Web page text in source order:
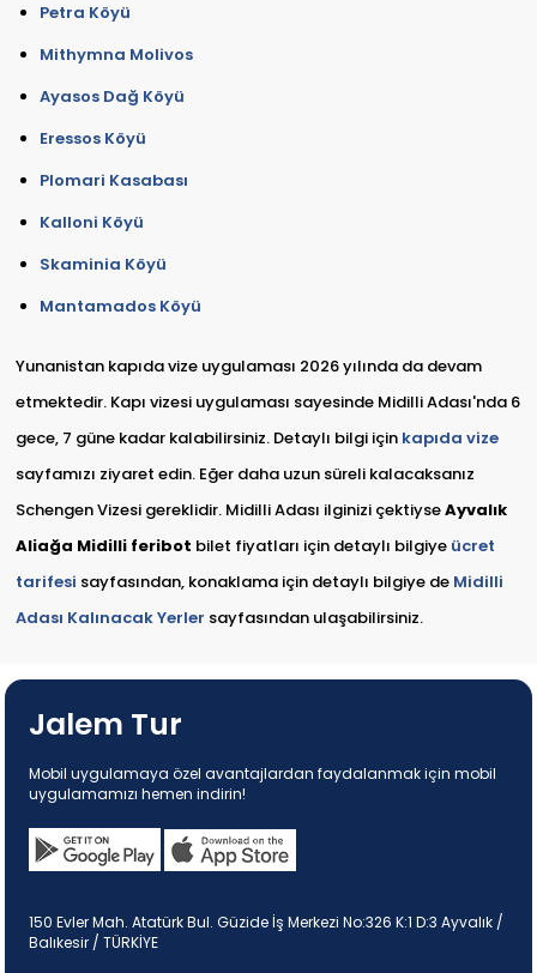
Petra Köyü
Mithymna Molivos
Ayasos Dağ Köyü
Eressos Köyü
Plomari Kasabası
Kalloni Köyü
Skaminia Köyü
Mantamados Köyü
Yunanistan kapıda vize uygulaması 2026 yılında da devam
etmektedir. Kapı vizesi uygulaması sayesinde Midilli Adası'nda 6
gece, 7 güne kadar kalabilirsiniz. Detaylı bilgi için kapıda vize
sayfamızı ziyaret edin. Eğer daha uzun süreli kalacaksanız
Schengen Vizesi gereklidir. Midilli Adası ilginizi çektiyseAyvalık
Aliağa Midilli feribot bilet fiyatları için detaylı bilgiye ücret
tarifesi sayfasından, konaklama için detaylı bilgiye de Midilli
Adası Kalınacak Yerler sayfasından ulaşabilirsiniz.
Jalem Tur
Mobil uygulamaya özel avantajlardan faydalanmak için mobil
uygulamamızı hemen indirin!
150 Evler Mah. Atatürk Bul. Güzide İş Merkezi No:326 K:1 D:3 Ayvalık /
Balıkesir / TÜRKİYE